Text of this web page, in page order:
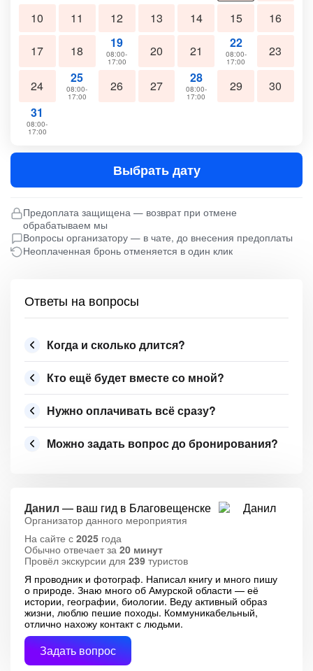
10
11 12 13 14 15 16
17 18
19
08:00-
17:00
20 21
22
08:00-
17:00
23
24
25
08:00-
17:00
26 27
28
08:00-
17:00
29
30
31
08:00-
17:00
Выбрать дату
Предоплата защищена — возврат при отмене
обрабатываем мы
Вопросы организатору — в чате, до внесения предоплаты
Неоплаченная бронь отменяется в один клик
Ответы на вопросы
Когда и сколько длится?
Кто ещё будет вместе со мной?
Нужно оплачивать всё сразу?
Можно задать вопрос до бронирования?
Данил — ваш гид в Благовещенске
Организатор данного мероприятия
На сайте с 2025 года
Обычно отвечает за 20 минут
Провёл экскурсии для 239 туристов
Я проводник и фотограф. Написал книгу и много пишу
о природе. Знаю много об Амурской области — её
истории, географии, биологии. Веду активный образ
жизни, люблю пешие походы. Коммуникабельный,
отлично нахожу контакт с людьми.
Задать вопрос